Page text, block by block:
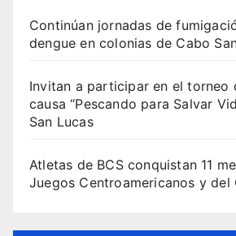
Continúan jornadas de
dengue en colonias de Cabo
Invitan a participar en el torneo
causa “Pescando para Salvar
San Lucas
Atletas de BCS conquistan 11
Juegos Centroamericanos y del